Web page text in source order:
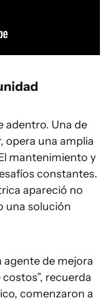
adentro. Una de
opera una amplia
mantenimiento y
constantes.
apareció no
una solución
agente de mejora
recuerda
comenzaron a